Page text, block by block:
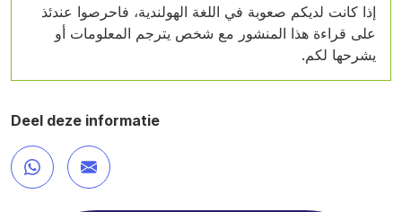
إذا كانت لديكم صعوبة في اللغة الهولندية، فاحرصوا عندئذ
على قراءة هذا المنشور مع شخص يترجم المعلومات أو
يشرحها لكم.
Deel deze informatie